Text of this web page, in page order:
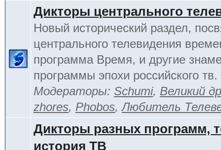
Дикторы центрального
Новый исторический раздел,
центрального телевидения
программа Время, и другие
программы эпохи российского тв.
Модераторы: Schumi, Великий
zhores, Phobos,Любитель
Дикторы разных программ,
история ТВ